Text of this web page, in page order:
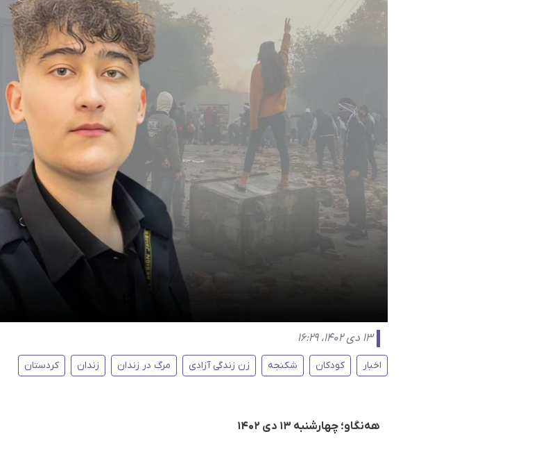
۱۳ دی ۱۴۰۲، ۱۶:۲۹
اخبار کودکان شکنجه زن زندگی آزادی مرگ در زندان زندان کردستان
هه‌نگاو؛ چهارشنبه ۱۳ دی ۱۴۰۲